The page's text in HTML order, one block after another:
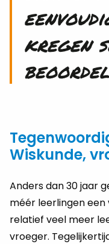
kregen
Wiskunde,
Anders dan 30 jaar
méér leerlingen
relatief veel meer
vroeger.